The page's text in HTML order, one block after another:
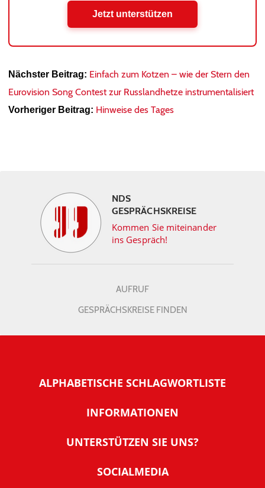
Jetzt unterstützen
Nächster Beitrag: Einfach zum Kotzen – wie der Stern den
Eurovision Song Contest zur Russlandhetze instrumentalisiert
Vorheriger Beitrag: Hinweise des Tages
NDS
GESPRÄCHSKREISE
Kommen Sie miteinander
ins Gespräch!
AUFRUF
GESPRÄCHSKREISE FINDEN
ALPHABETISCHE SCHLAGWORTLISTE
INFORMATIONEN
Warum NachDenkSeiten
Tipps zur Nutzung der NachDenkSeiten
UNTERSTÜTZEN SIE UNS?
SOCIALMEDIA